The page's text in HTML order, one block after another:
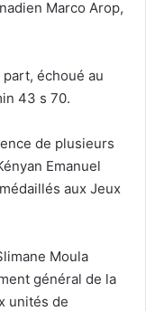
Marco Arop,
échoué au
43 s 70.
de plusieurs
Emanuel
aux Jeux
Moula
général de la
unités de